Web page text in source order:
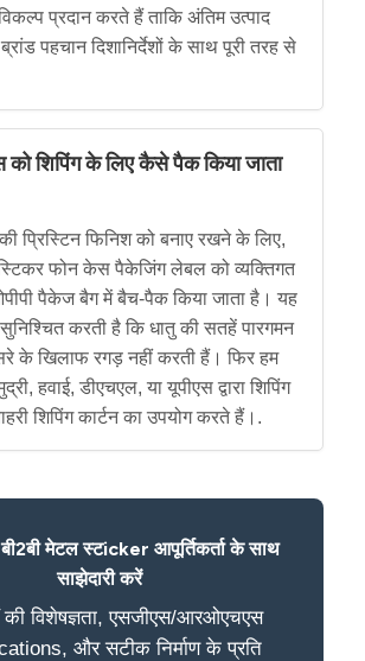
प्रदान करते हैं ताकि अंतिम उत्पाद
पहचान दिशानिर्देशों के साथ पूरी तरह से
शिपिंग के लिए कैसे पैक किया जाता
प्रिस्टिन फिनिश को बनाए रखने के लिए,
फोन केस पैकेजिंग लेबल को व्यक्तिगत
पैकेज बैग में बैच-पैक किया जाता है। यह
करती है कि धातु की सतहें पारगमन
के खिलाफ रगड़ नहीं करती हैं। फिर हम
हवाई, डीएचएल, या यूपीएस द्वारा शिपिंग
शिपिंग कार्टन का उपयोग करते हैं।.
मेटल स्टicker आपूर्तिकर्ता के साथ
साझेदारी करें
की विशेषज्ञता, एसजीएस/आरओएचएस
और सटीक निर्माण के प्रति